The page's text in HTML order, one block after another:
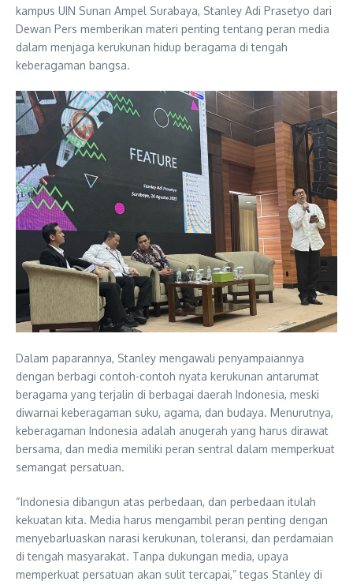
kampus UIN Sunan Ampel Surabaya, Stanley Adi Prasetyo dari
Dewan Pers memberikan materi penting tentang peran media
dalam menjaga kerukunan hidup beragama di tengah
keberagaman bangsa.
Dalam paparannya, Stanley mengawali penyampaiannya
dengan berbagi contoh-contoh nyata kerukunan antarumat
beragama yang terjalin di berbagai daerah Indonesia, meski
diwarnai keberagaman suku, agama, dan budaya. Menurutnya,
keberagaman Indonesia adalah anugerah yang harus dirawat
bersama, dan media memiliki peran sentral dalam memperkuat
semangat persatuan.
“Indonesia dibangun atas perbedaan, dan perbedaan itulah
kekuatan kita. Media harus mengambil peran penting dengan
menyebarluaskan narasi kerukunan, toleransi, dan perdamaian
di tengah masyarakat. Tanpa dukungan media, upaya
memperkuat persatuan akan sulit tercapai,” tegas Stanley di